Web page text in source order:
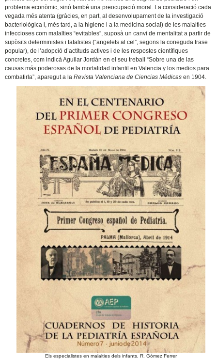
problema econòmic, sinó també una preocupació moral. La consideració cada
vegada més atenta (gràcies, en part, al desenvolupament de la investigació
bacteriològica i, més tard, a la higiene i a la medicina social) de les malalties
infeccioses com malalties “evitables”, suposà un canvi de mentalitat a partir de
supòsits deterministes i fatalistes (“angelets al cel”, segons la coneguda frase
popular), de l’adopció d’actituds actives i de les respostes científiques
concretes, com indicà Aguilar Jordán en el seu treball “Sobre una de las
causas más poderosas de la mortalidad infantil en Valencia y los medios para
combatirla”, aparegut a laRevista Valenciana de Ciencias Médicas en 1904.
Els especialistes en malalties dels infants, R. Gómez Ferrer